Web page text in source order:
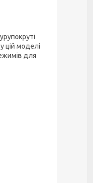
цій моделі
для